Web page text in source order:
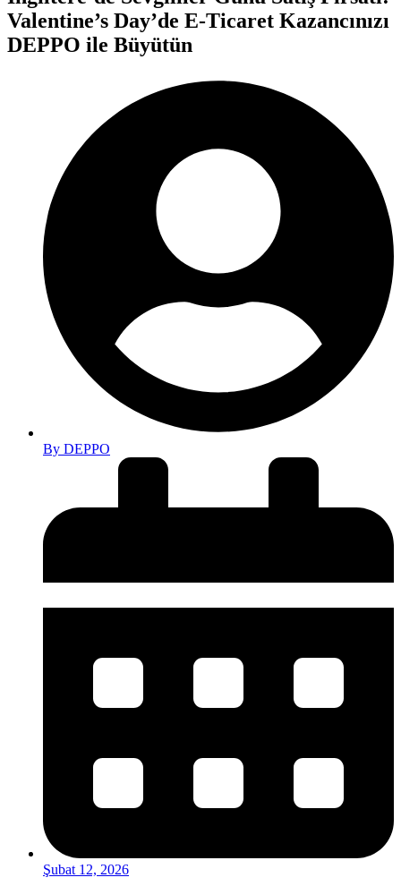
Valentine’s Day’de E-Ticaret Kazancınızı
DEPPO ile Büyütün
By DEPPO
Şubat 12, 2026